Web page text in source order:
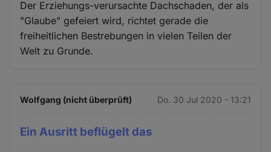
Der Erziehungs-verursachte Dachschaden, der als
"Glaube" gefeiert wird, richtet gerade die
freiheitlichen Bestrebungen in vielen Teilen der
Welt zu Grunde.
Wolfgang (nicht überprüft) Do. 30 Jul 2020 - 13:21
Ein Ausritt beflügelt das